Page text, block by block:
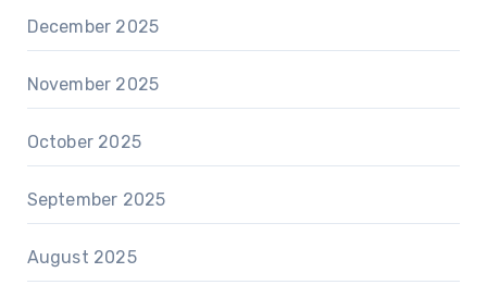
December 2025
November 2025
October 2025
September 2025
August 2025